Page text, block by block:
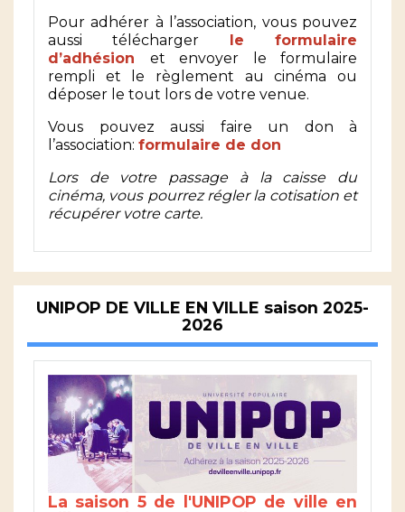
Pour adhérer à l’association, vous pouvez
aussi télécharger
le formulaire
d’adhésion
et envoyer le formulaire
rempli et le règlement au cinéma ou
déposer le tout lors de votre venue.
Vous pouvez aussi faire un don à
l’association: formulaire de don
Lors de votre passage à la caisse du
cinéma, vous pourrez régler la cotisation et
récupérer votre carte.
UNIPOP DE VILLE EN VILLE saison 2025-
2026
La saison 5 de l'UNIPOP de ville en